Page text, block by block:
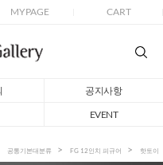
MYPAGE CART
공지사항
EVENT
공통기본대분류 FG 12인치 피규어 핫토이